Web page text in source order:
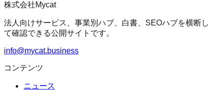
株式会社Mycat
法人向けサービス、事業別ハブ、白書、SEOハブを横断し
て確認できる公開サイトです。
info@mycat.business
コンテンツ
ニュース